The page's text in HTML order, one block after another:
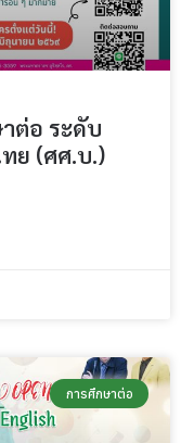
ต่อ ระดับ
ย (ศศ.บ.)
การศึกษาต่อ